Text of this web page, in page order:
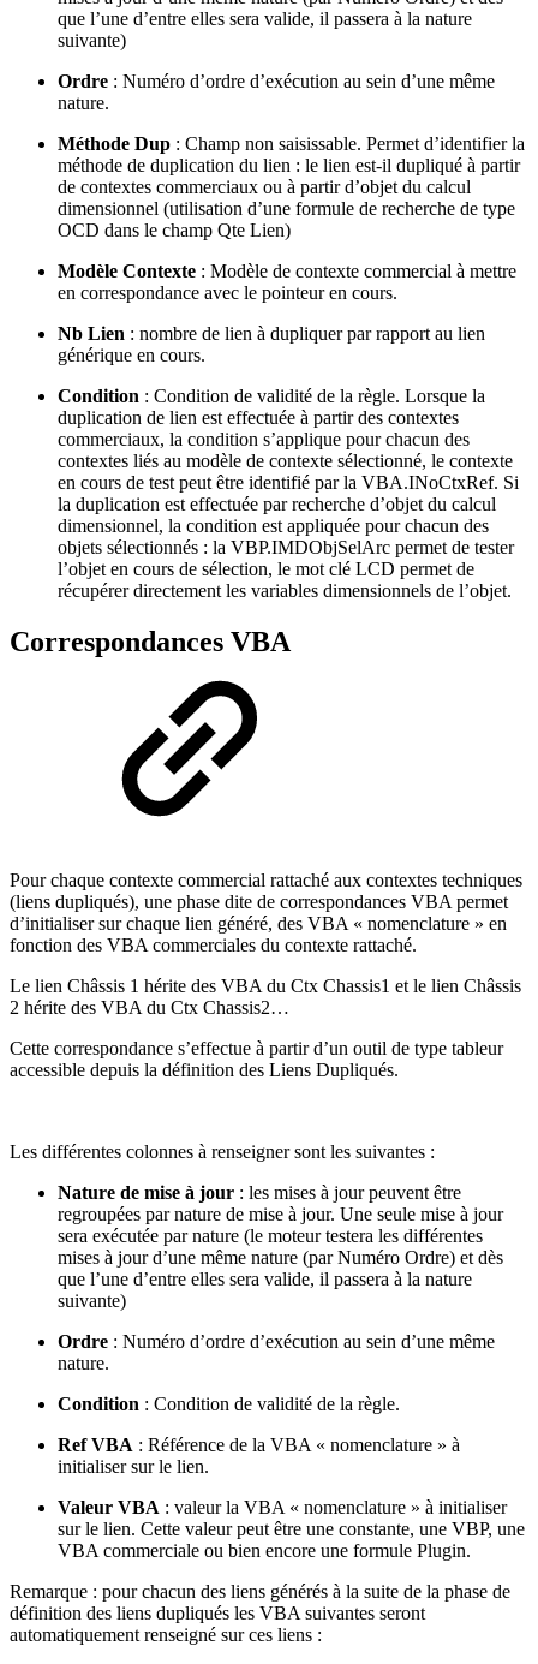
que l’une d’entre elles sera valide, il passera à la nature
suivante)
Ordre : Numéro d’ordre d’exécution au sein d’une même
nature.
Méthode Dup : Champ non saisissable. Permet d’identifier la
méthode de duplication du lien : le lien est-il dupliqué à partir
de contextes commerciaux ou à partir d’objet du calcul
dimensionnel (utilisation d’une formule de recherche de type
OCD dans le champ Qte Lien)
Modèle Contexte : Modèle de contexte commercial à mettre
en correspondance avec le pointeur en cours.
Nb Lien : nombre de lien à dupliquer par rapport au lien
générique en cours.
Condition : Condition de validité de la règle. Lorsque la
duplication de lien est effectuée à partir des contextes
commerciaux, la condition s’applique pour chacun des
contextes liés au modèle de contexte sélectionné, le contexte
en cours de test peut être identifié par la VBA.INoCtxRef. Si
la duplication est effectuée par recherche d’objet du calcul
dimensionnel, la condition est appliquée pour chacun des
objets sélectionnés : la VBP.IMDObjSelArc permet de tester
l’objet en cours de sélection, le mot clé LCD permet de
récupérer directement les variables dimensionnels de l’objet.
Correspondances VBA
Pour chaque contexte commercial rattaché aux contextes techniques
(liens dupliqués), une phase dite de correspondances VBA permet
d’initialiser sur chaque lien généré, des VBA « nomenclature » en
fonction des VBA commerciales du contexte rattaché.
Le lien Châssis 1 hérite des VBA du Ctx Chassis1 et le lien Châssis
2 hérite des VBA du Ctx Chassis2…
Cette correspondance s’effectue à partir d’un outil de type tableur
accessible depuis la définition des Liens Dupliqués.
Les différentes colonnes à renseigner sont les suivantes :
Nature de mise à jour : les mises à jour peuvent être
regroupées par nature de mise à jour. Une seule mise à jour
sera exécutée par nature (le moteur testera les différentes
mises à jour d’une même nature (par Numéro Ordre) et dès
que l’une d’entre elles sera valide, il passera à la nature
suivante)
Ordre : Numéro d’ordre d’exécution au sein d’une même
nature.
Condition : Condition de validité de la règle.
Ref VBA : Référence de la VBA « nomenclature » à
initialiser sur le lien.
Valeur VBA : valeur la VBA « nomenclature » à initialiser
sur le lien. Cette valeur peut être une constante, une VBP, une
VBA commerciale ou bien encore une formule Plugin.
Remarque : pour chacun des liens générés à la suite de la phase de
définition des liens dupliqués les VBA suivantes seront
automatiquement renseigné sur ces liens :